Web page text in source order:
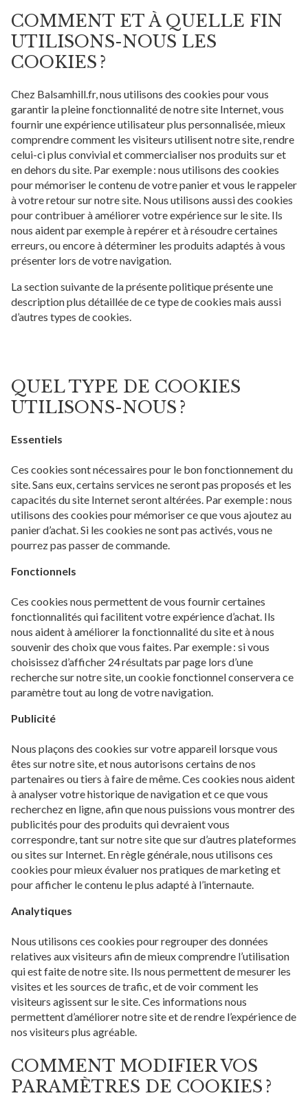
COMMENT ET À QUELLE FIN
UTILISONS-NOUS LES
COOKIES ?
Chez Balsamhill.fr, nous utilisons des cookies pour vous
garantir la pleine fonctionnalité de notre site Internet, vous
fournir une expérience utilisateur plus personnalisée, mieux
comprendre comment les visiteurs utilisent notre site, rendre
celui-ci plus convivial et commercialiser nos produits sur et
en dehors du site. Par exemple : nous utilisons des cookies
pour mémoriser le contenu de votre panier et vous le rappeler
à votre retour sur notre site. Nous utilisons aussi des cookies
pour contribuer à améliorer votre expérience sur le site. Ils
nous aident par exemple à repérer et à résoudre certaines
erreurs, ou encore à déterminer les produits adaptés à vous
présenter lors de votre navigation.
La section suivante de la présente politique présente une
description plus détaillée de ce type de cookies mais aussi
d’autres types de cookies.
QUEL TYPE DE COOKIES
UTILISONS-NOUS ?
Essentiels
Ces cookies sont nécessaires pour le bon fonctionnement du
site. Sans eux, certains services ne seront pas proposés et les
capacités du site Internet seront altérées. Par exemple : nous
utilisons des cookies pour mémoriser ce que vous ajoutez au
panier d’achat. Si les cookies ne sont pas activés, vous ne
pourrez pas passer de commande.
Fonctionnels
Ces cookies nous permettent de vous fournir certaines
fonctionnalités qui facilitent votre expérience d’achat. Ils
nous aident à améliorer la fonctionnalité du site et à nous
souvenir des choix que vous faites. Par exemple : si vous
choisissez d’afficher 24 résultats par page lors d’une
recherche sur notre site, un cookie fonctionnel conservera ce
paramètre tout au long de votre navigation.
Publicité
Nous plaçons des cookies sur votre appareil lorsque vous
êtes sur notre site, et nous autorisons certains de nos
partenaires ou tiers à faire de même. Ces cookies nous aident
à analyser votre historique de navigation et ce que vous
recherchez en ligne, afin que nous puissions vous montrer des
publicités pour des produits qui devraient vous
correspondre, tant sur notre site que sur d’autres plateformes
ou sites sur Internet. En règle générale, nous utilisons ces
cookies pour mieux évaluer nos pratiques de marketing et
pour afficher le contenu le plus adapté à l’internaute.
Analytiques
Nous utilisons ces cookies pour regrouper des données
relatives aux visiteurs afin de mieux comprendre l’utilisation
qui est faite de notre site. Ils nous permettent de mesurer les
visites et les sources de trafic, et de voir comment les
visiteurs agissent sur le site. Ces informations nous
permettent d’améliorer notre site et de rendre l’expérience de
nos visiteurs plus agréable.
COMMENT MODIFIER VOS
PARAMÈTRES DE COOKIES ?